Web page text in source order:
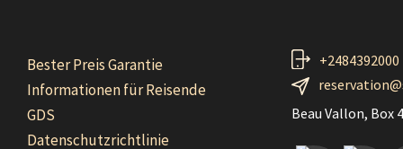
Bester Preis Garantie
Informationen für Reisende
GDS
Datenschutzrichtlinie
+2484392000
Beau Vallon, Box